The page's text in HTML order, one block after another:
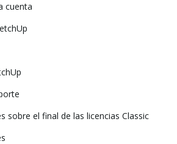
cuenta
sobre el final de las licencias Classic